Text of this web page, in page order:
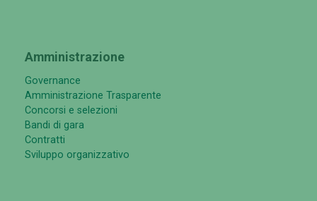
Amministrazione
Governance
Amministrazione Trasparente
Concorsi e selezioni
Bandi di gara
Contratti
Sviluppo organizzativo